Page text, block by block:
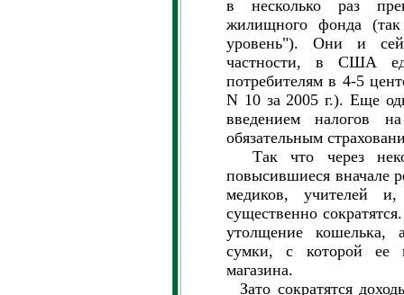
в несколько раз
жилищного фонда
уровень"). Они и
частности, в США
потребителям в 4-5
N 10 за 2005 г.). Еще
введением налогов
обязательным
Так что через
повысившиеся вначале
медиков, учителей
существенно
утолщение кошелька,
сумки, с которой ее
магазина.
Зато сократятся